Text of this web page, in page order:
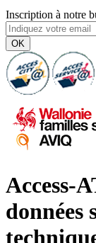
Inscription à notre
OK
Access-
données